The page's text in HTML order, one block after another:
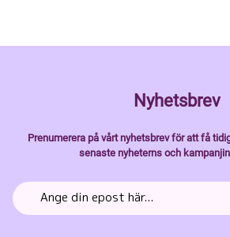
Nyhetsbrev
Prenumerera på vårt nyhetsbrev för att få
senaste nyheterns och